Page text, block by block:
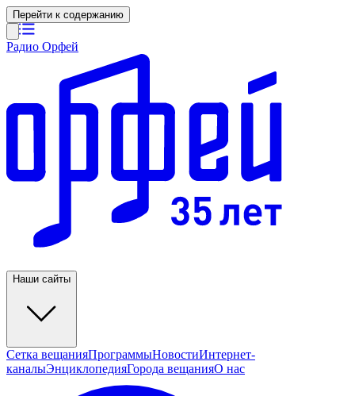
Перейти к содержанию
Радио Орфей
Наши сайты
Сетка вещанияПрограммыНовостиИнтернет-
каналыЭнциклопедияГорода вещанияО нас